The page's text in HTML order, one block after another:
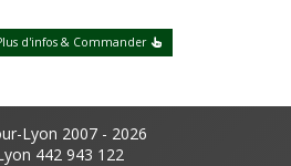
d'infos & Commander
Lyon 2007 - 2026
442 943 122